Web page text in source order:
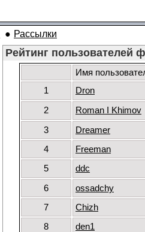
● Рассылки
Рейтинг пользователей
Имя
1
Dron
2 Roman I Khimov
3 Dreamer
4
Freeman
5
ddc
6 ossadchy
7
Chizh
8
den1